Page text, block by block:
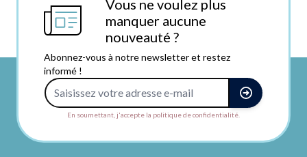
Vous ne voulez plus
manquer aucune
nouveauté ?
Abonnez-vous à notre newsletter et restez
informé !
En soumettant, j'accepte la politique de confidentialité.